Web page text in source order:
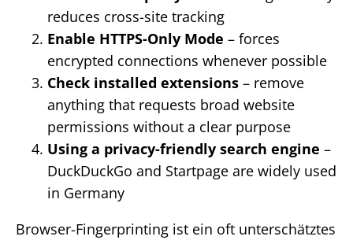
reduces cross-site tracking
Enable HTTPS-Only Mode – forces
encrypted connections whenever possible
Check installed extensions – remove
anything that requests broad website
permissions without a clear purpose
Using a privacy-friendly search engine –
DuckDuckGo and Startpage are widely used
in Germany
Browser-Fingerprinting ist ein oft unterschätztes